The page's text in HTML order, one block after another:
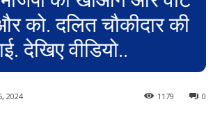
को. दलित चौकीदार की
देखिए वीडियो..
2024 0
1179